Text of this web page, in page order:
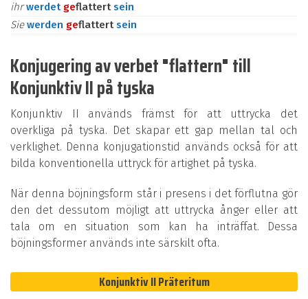
ihrwerdet geflattertsein
Siewerden geflattertsein
Konjugering av verbet "flattern" till
Konjunktiv II på tyska
Konjunktiv II används främst för att uttrycka det
overkliga på tyska. Det skapar ett gap mellan tal och
verklighet. Denna konjugationstid används också för att
bilda konventionella uttryck för artighet på tyska.
När denna böjningsform står i presens i det förflutna gör
den det dessutom möjligt att uttrycka ånger eller att
tala om en situation som kan ha inträffat. Dessa
böjningsformer används inte särskilt ofta.
Konjunktiv II Präteritum